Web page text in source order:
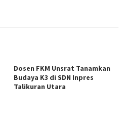
Dosen FKM Unsrat Tanamkan
Budaya K3 di SDN Inpres
Talikuran Utara